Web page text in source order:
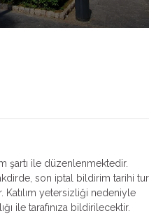
şartı ile düzenlenmektedir.
son iptal bildirim tarihi tur
Katılım yetersizliği nedeniyle
ile tarafınıza bildirilecektir.